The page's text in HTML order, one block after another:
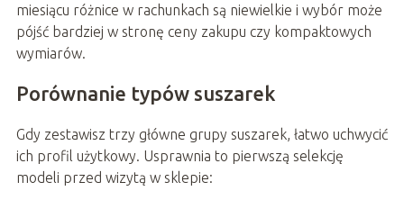
miesiącu różnice w rachunkach są niewielkie i wybór może
pójść bardziej w stronę ceny zakupu czy kompaktowych
wymiarów.
Porównanie typów suszarek
Gdy zestawisz trzy główne grupy suszarek, łatwo uchwycić
ich profil użytkowy. Usprawnia to pierwszą selekcję
modeli przed wizytą w sklepie: